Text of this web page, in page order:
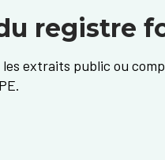
registre
extraits public ou